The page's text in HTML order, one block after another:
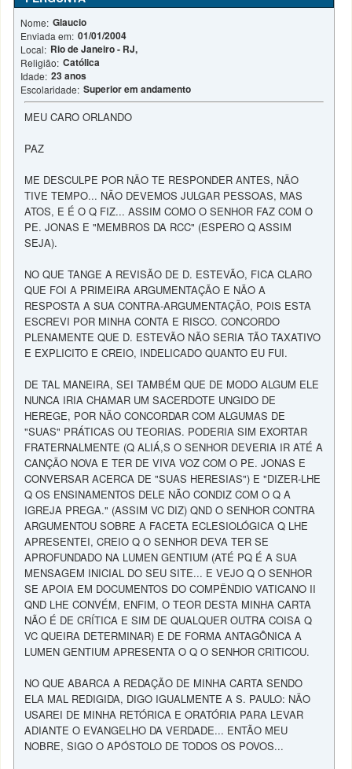
Nome: Glaucio
Enviada em: 01/01/2004
Local: Rio de Janeiro - RJ,
Religião: Católica
Idade: 23 anos
Escolaridade: Superior em andamento
MEU CARO ORLANDO
PAZ
ME DESCULPE POR NÃO TE RESPONDER ANTES, NÃO
TIVE TEMPO... NÃO DEVEMOS JULGAR PESSOAS, MAS
ATOS, E É O Q FIZ... ASSIM COMO O SENHOR FAZ COM O
PE. JONAS E "MEMBROS DA RCC" (ESPERO Q ASSIM
SEJA).
NO QUE TANGE A REVISÃO DE D. ESTEVÃO, FICA CLARO
QUE FOI A PRIMEIRA ARGUMENTAÇÃO E NÃO A
RESPOSTA A SUA CONTRA-ARGUMENTAÇÃO, POIS ESTA
ESCREVI POR MINHA CONTA E RISCO. CONCORDO
PLENAMENTE QUE D. ESTEVÃO NÃO SERIA TÃO TAXATIVO
E EXPLICITO E CREIO, INDELICADO QUANTO EU FUI.
DE TAL MANEIRA, SEI TAMBÉM QUE DE MODO ALGUM ELE
NUNCA IRIA CHAMAR UM SACERDOTE UNGIDO DE
HEREGE, POR NÃO CONCORDAR COM ALGUMAS DE
"SUAS" PRÁTICAS OU TEORIAS. PODERIA SIM EXORTAR
FRATERNALMENTE (Q ALIÁ,S O SENHOR DEVERIA IR ATÉ A
CANÇÃO NOVA E TER DE VIVA VOZ COM O PE. JONAS E
CONVERSAR ACERCA DE "SUAS HERESIAS") E "DIZER-LHE
Q OS ENSINAMENTOS DELE NÃO CONDIZ COM O Q A
IGREJA PREGA." (ASSIM VC DIZ) QND O SENHOR CONTRA
ARGUMENTOU SOBRE A FACETA ECLESIOLÓGICA Q LHE
APRESENTEI, CREIO Q O SENHOR DEVA TER SE
APROFUNDADO NA LUMEN GENTIUM (ATÉ PQ É A SUA
MENSAGEM INICIAL DO SEU SITE... E VEJO Q O SENHOR
SE APOIA EM DOCUMENTOS DO COMPÊNDIO VATICANO II
QND LHE CONVÉM, ENFIM, O TEOR DESTA MINHA CARTA
NÃO É DE CRÍTICA E SIM DE QUALQUER OUTRA COISA Q
VC QUEIRA DETERMINAR) E DE FORMA ANTAGÔNICA A
LUMEN GENTIUM APRESENTA O Q O SENHOR CRITICOU.
NO QUE ABARCA A REDAÇÃO DE MINHA CARTA SENDO
ELA MAL REDIGIDA, DIGO IGUALMENTE A S. PAULO: NÃO
USAREI DE MINHA RETÓRICA E ORATÓRIA PARA LEVAR
ADIANTE O EVANGELHO DA VERDADE... ENTÃO MEU
NOBRE, SIGO O APÓSTOLO DE TODOS OS POVOS...